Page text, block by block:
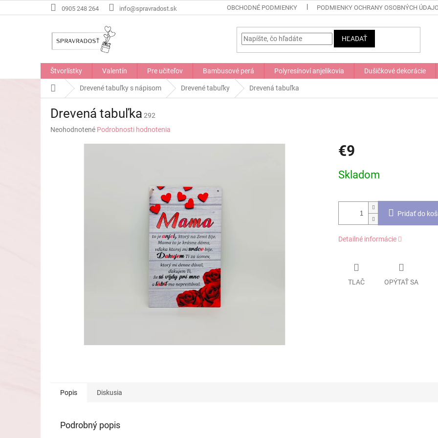
na
0905 248 264 info@spravradost.sk OBCHODNÉ PODMIENKY PODMIENKY OCHRANY OSOBNÝCH
HĽADAŤ
Štvorlístky Valentín Pre učiteľov Bambusové perá Polyresínoví anjelikovia Dušičkové dekorácie
DomovDrevené tabuľky s nápisom Drevené tabuľky Drevená tabuľka
Drevená tabuľka 292
Priemerné
Neohodnotené Podrobnosti hodnotenia
€9
cena:
Skladom
Pridať do
Detailné informácie
TLAČ OPÝTAŤ SA
Popis Diskusia
Podrobný popis